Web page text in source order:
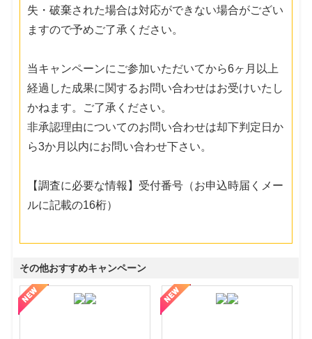
失・破棄された場合は対応ができない場合がござい
ますので予めご了承ください。
当キャンペーンにご参加いただいてから6ヶ月以上
経過した成果に関するお問い合わせはお受けいたし
かねます。ご了承ください。
非承認理由についてのお問い合わせは却下判定日か
ら3か月以内にお問い合わせ下さい。
【調査に必要な情報】受付番号（お申込時届くメー
ルに記載の16桁）
その他おすすめキャンペーン